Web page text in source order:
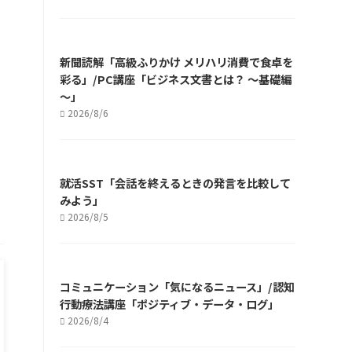
新聞読解「高級ふりかけ メリハリ消費で食卓を
彩る」/PC講座「ビジネス文書とは？ ～基礎編
～」
2026/8/6
就活SST「会話を終えるときの発言を比較して
みよう」
2026/8/5
コミュニケーション「気になるニュース」/認知
行動療法講座「ポジティブ・データ・ログ」
2026/8/4